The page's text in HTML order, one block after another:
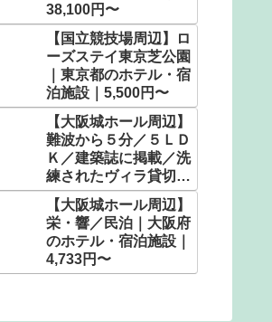
38,100円〜
【国立競技場周辺】ロ
ーズステイ東京芝公園
｜東京都のホテル・宿
泊施設｜5,500円〜
【大阪城ホール周辺】
難波から５分／５ＬＤ
Ｋ／建築誌に掲載／洗
練されたヴィラ貸切で
想い出に残る時間
を。 ＾｜大阪府のホ
テル・宿泊施設｜
9,466円〜
【大阪城ホール周辺】
栄・響／民泊｜大阪府
のホテル・宿泊施設｜
4,733円〜